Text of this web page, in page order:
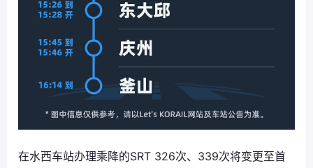
在水西车站办理乘降的SRT 326次、339次将变更至首